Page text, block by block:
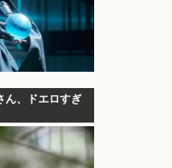
ん、ドエロすぎ